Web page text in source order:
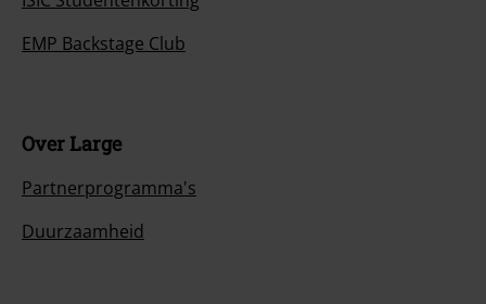
EMP Backstage Club
Over Large
Partnerprogramma's
Duurzaamheid